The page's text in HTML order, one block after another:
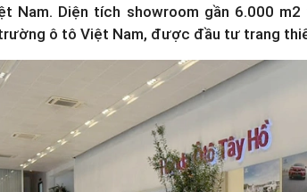
Nam. Diện tích showroom gần 6.000
ô tô Việt Nam, được đầu tư trang